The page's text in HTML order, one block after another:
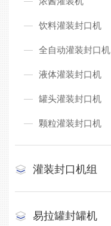
饮料灌装封口机
全自动灌装封口机
液体灌装封口机
罐头灌装封口机
颗粒灌装封口机
灌装封口机组
易拉罐封罐机